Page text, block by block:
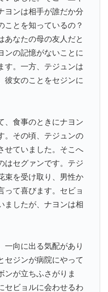
ヨンは相手が誰だか分
ことを知っているの？
あなたの母の友人だと
ンの記憶がないことに
す。一方、テジュンは
彼女のことをセジンに
、食事のときにナヨン
。その頃、テジュンの
せていました。そこへ
はセグァンです。テジ
束を受け取り、男性か
って喜びます。セビョ
ましたが、ナヨンは相
一向に出る気配があり
セジンが病院にやって
ンが立ちふさがりま
セビョルに会わせるわ